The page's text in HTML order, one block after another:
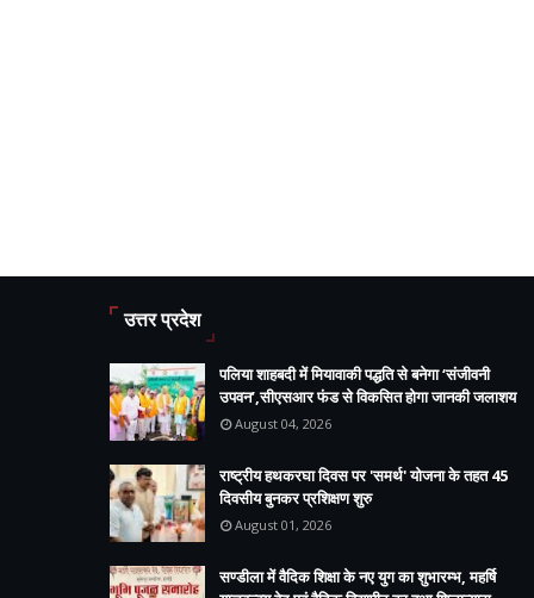
उत्तर प्रदेश
पलिया शाहबदी में मियावाकी पद्धति से बनेगा ‘संजीवनी
उपवन’,सीएसआर फंड से विकसित होगा जानकी जलाशय
August 04, 2026
राष्ट्रीय हथकरघा दिवस पर 'समर्थ' योजना के तहत 45
दिवसीय बुनकर प्रशिक्षण शुरु
August 01, 2026
सण्डीला में वैदिक शिक्षा के नए युग का शुभारम्भ, महर्षि